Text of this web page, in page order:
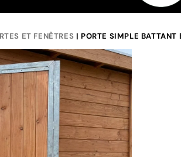
ET FENÊTRES | PORTE SIMPLE BATTANT